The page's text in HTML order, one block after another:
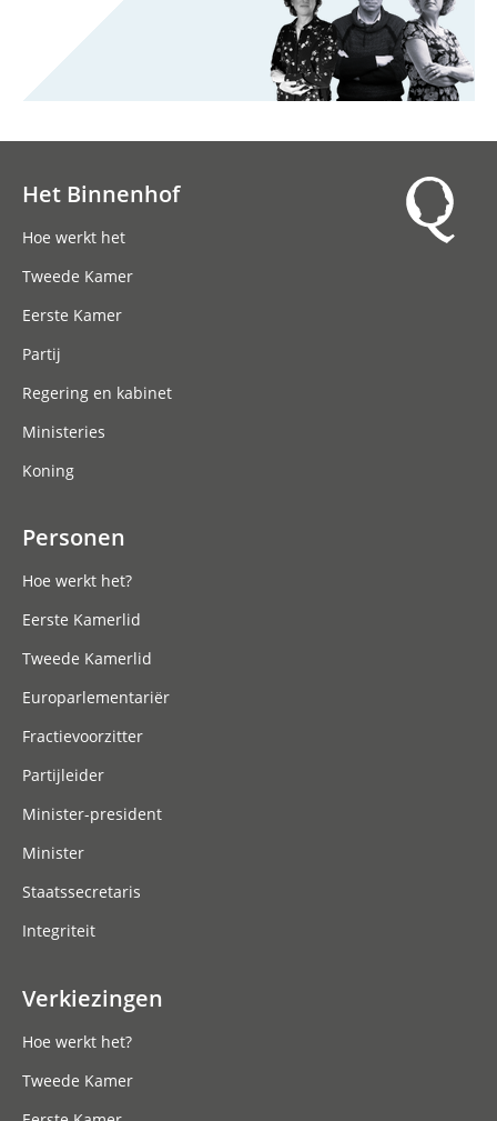
Het Binnenhof
Hoe werkt het
Tweede Kamer
Eerste Kamer
Partij
Regering en kabinet
Ministeries
Koning
Personen
Hoe werkt het?
Eerste Kamerlid
Tweede Kamerlid
Europarlementariër
Fractievoorzitter
Partijleider
Minister-president
Minister
Staatssecretaris
Integriteit
Verkiezingen
Hoe werkt het?
Tweede Kamer